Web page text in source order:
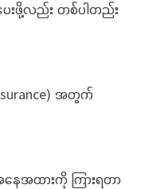
ေးဖို့လည်း တစ်ပါတည်း
အတွက်
အထားကို ကြားရတာ